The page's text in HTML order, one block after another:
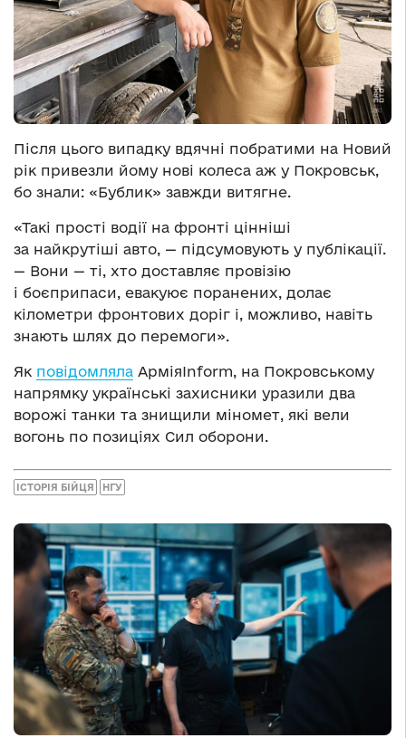
Після цього випадку вдячні побратими на Новий
рік привезли йому нові колеса аж у Покровськ,
бо знали: «Бублик» завжди витягне.
«Такі прості водії на фронті цінніші
за найкрутіші авто, — підсумовують у публікації.
— Вони — ті, хто доставляє провізію
і боєприпаси, евакуює поранених, долає
кілометри фронтових доріг і, можливо, навіть
знають шлях до перемоги».
Як повідомляла АрміяInform, на Покровському
напрямку українські захисники уразили два
ворожі танки та знищили міномет, які вели
вогонь по позиціях Сил оборони.
ІСТОРІЯ БІЙЦЯ НГУ